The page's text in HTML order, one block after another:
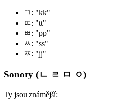
ㄲ: "kk"
ㄸ: "tt"
ㅃ: "pp"
ㅆ: "ss"
ㅉ: "jj"
Sonory (ㄴ ㄹ ㅁ ㅇ)
Ty jsou známější: